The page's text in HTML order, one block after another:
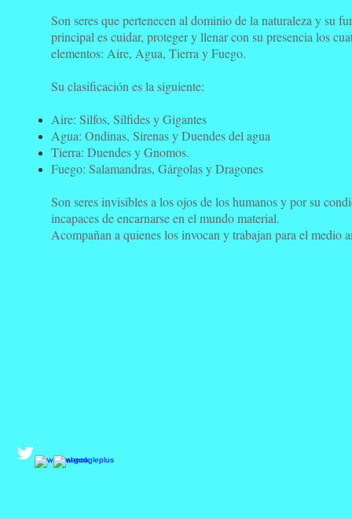
Son seres que pertenecen al dominio de la naturaleza y su
principal es cuidar, proteger y llenar con su presencia los
elementos: Aire, Agua, Tierra y Fuego.
Su clasificación es la siguiente:
Aire: Silfos, Sílfides y Gigantes
Agua: Ondinas, Sirenas y Duendes del agua
Tierra: Duendes y Gnomos.
Fuego: Salamandras, Gárgolas y Dragones
Son seres invisibles a los ojos de los humanos y por su
incapaces de encarnarse en el mundo material.
Acompañan a quienes los invocan y trabajan para el medio